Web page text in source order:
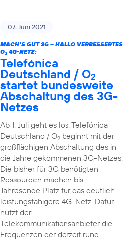
07. Juni 2021
MACH’S GUT 3G – HALLO VERBESSERTES
O24G-NETZ:
Telefónica
Deutschland / O2
startet bundesweite
Abschaltung des 3G-
Netzes
Ab 1. Juli geht es los: Telefónica
Deutschland / O2beginnt mit der
großflächigen Abschaltung des in
die Jahre gekommenen 3G-Netzes.
Die bisher für 3G benötigten
Ressourcen machen bis
Jahresende Platz für das deutlich
leistungsfähigere 4G-Netz. Dafür
nutzt der
Telekommunikationsanbieter die
Frequenzen der derzeit rund